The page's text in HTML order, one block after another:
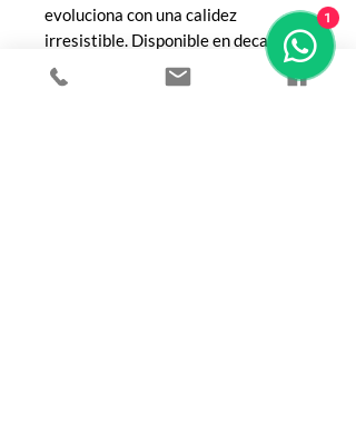
evoluciona con una calidez
irresistible. Disponible en decant y
botella completa en Le Nez de Toto.
1